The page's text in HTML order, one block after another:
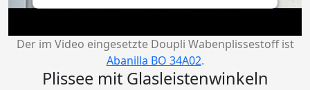
Der im Video eingesetzte Doupli Wabenplissestoff ist
Abanilla BO 34A02.
Plissee mit Glasleistenwinkeln